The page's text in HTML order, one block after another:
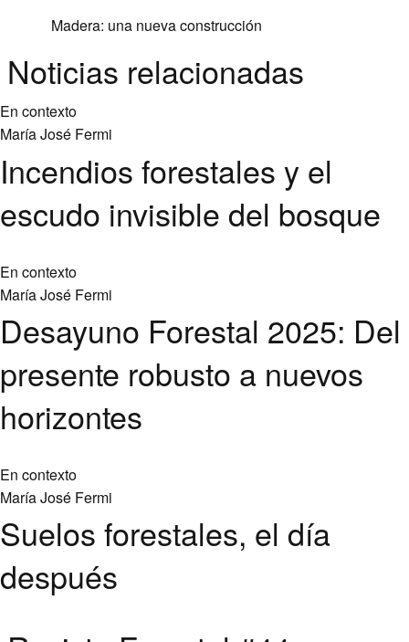
Madera: una nueva construcción
Noticias relacionadas
En contexto
María José Fermi
Incendios forestales y el
escudo invisible del bosque
En contexto
María José Fermi
Desayuno Forestal 2025: Del
presente robusto a nuevos
horizontes
En contexto
María José Fermi
Suelos forestales, el día
después